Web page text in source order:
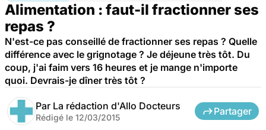
Alimentation : faut-il fractionner ses
repas ?
N'est-ce pas conseillé de fractionner ses repas ? Quelle
différence avec le grignotage ? Je déjeune très tôt. Du
coup, j'ai faim vers 16 heures et je mange n'importe
quoi. Devrais-je dîner très tôt ?
Par La rédaction d'Allo Docteurs
Rédigé le 12/03/2015
Partager